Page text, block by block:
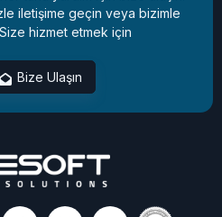
iletişime geçin veya bizimle
hizmet etmek için
Bize Ulaşın